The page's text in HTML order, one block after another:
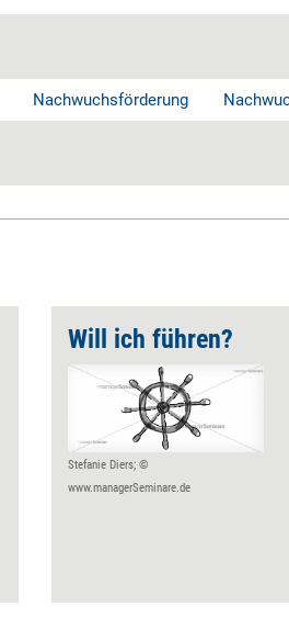
Nachwuchsförderung
Will ich führen?
Stefanie Diers; ©
www.managerSeminare.de